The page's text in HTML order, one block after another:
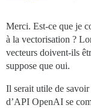
Merci. Est-ce que je
à la vectorisation ?
vecteurs doivent-ils
suppose que oui.
Il serait utile de
d’API OpenAI se